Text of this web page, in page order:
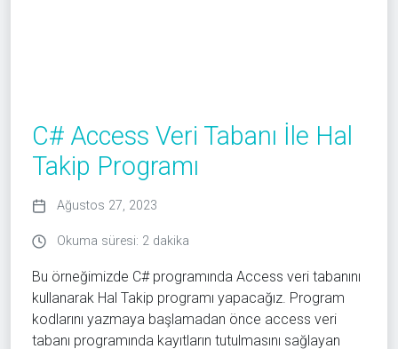
C# Access Veri Tabanı İle Hal
Takip Programı
Ağustos 27, 2023
Okuma süresi: 2 dakika
Bu örneğimizde C# programında Access veri tabanını
kullanarak Hal Takip programı yapacağız. Program
kodlarını yazmaya başlamadan önce access veri
tabanı programında kayıtların tutulmasını sağlayan